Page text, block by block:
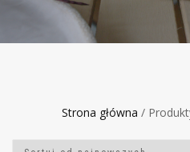
Strona główna /